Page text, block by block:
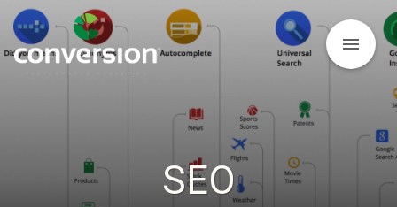
menu
SEO